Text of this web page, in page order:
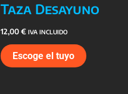
Taza Desayuno
12,00€ IVA INCLUIDO
Escoge el tuyo